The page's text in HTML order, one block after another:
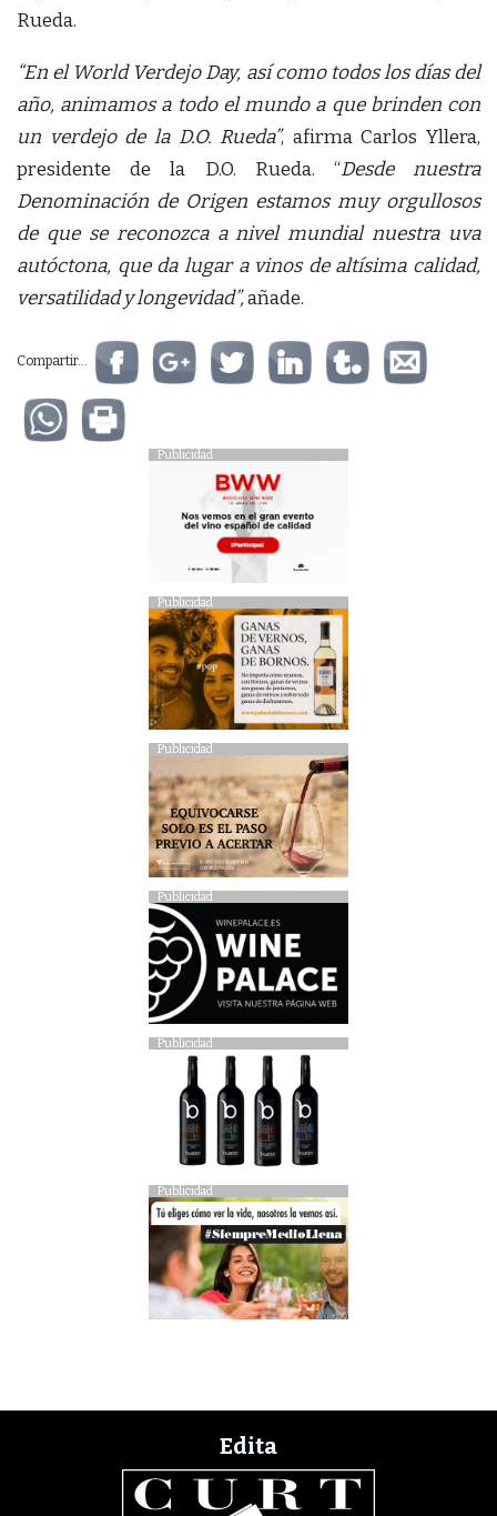
Rueda.
“En el World Verdejo Day, así como todos los días del
año, animamos a todo el mundo a que brinden con
un verdejo de la D.O. Rueda”, afirma Carlos Yllera,
presidente de la D.O. Rueda. “Desde nuestra
Denominación de Origen estamos muy orgullosos
de que se reconozca a nivel mundial nuestra uva
autóctona, que da lugar a vinos de altísima calidad,
versatilidad y longevidad”,añade.
Compartir...
Publicidad
Publicidad
Publicidad
Publicidad
Publicidad
Publicidad
Edita